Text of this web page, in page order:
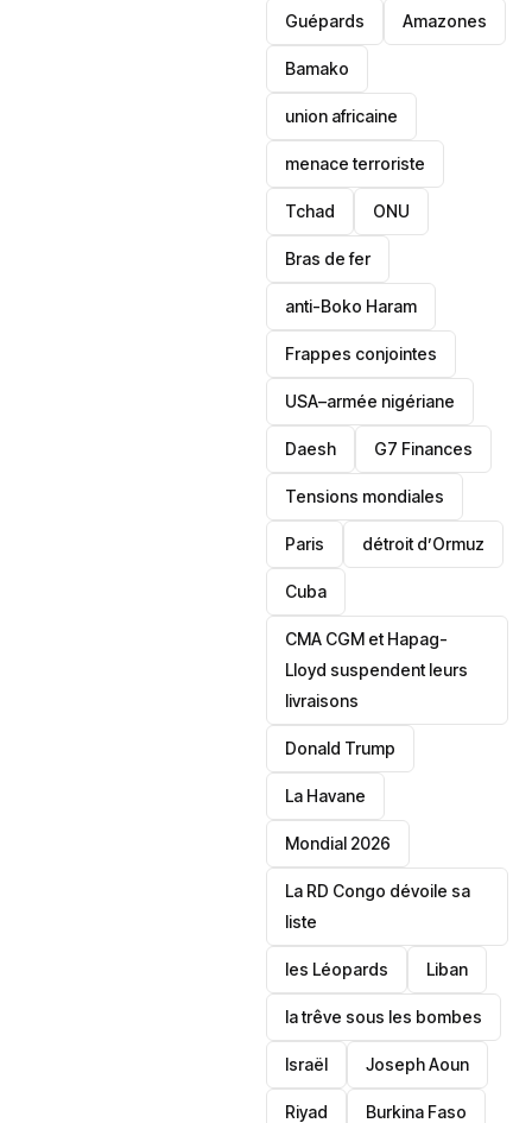
Guépards Amazones
Bamako
union africaine
menace terroriste
‎Tchad ONU
Bras de fer
anti-Boko Haram
Frappes conjointes
USA–armée nigériane
Daesh ‎G7 Finances
Tensions mondiales
Paris détroit d’Ormuz
‎Cuba
CMA CGM et Hapag-
Lloyd suspendent leurs
livraisons
Donald Trump
La Havane
Mondial 2026
La RD Congo dévoile sa
liste
les Léopards ‎Liban
la trêve sous les bombes
Israël Joseph Aoun
Riyad Burkina Faso